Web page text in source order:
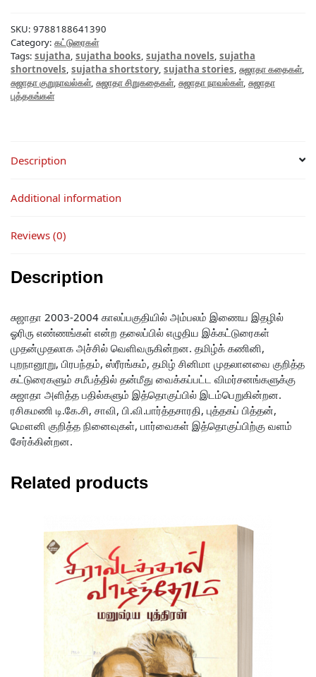
SKU: 9788188641390
Category: கட்டுரைகள்
Tags: sujatha, sujatha books, sujatha novels, sujatha
shortnovels, sujatha shortstory, sujatha stories, சுஜாதா கதைகள்,
சுஜாதா குறுநாவல்கள், சுஜாதா சிறுகதைகள், சுஜாதா நாவல்கள், சுஜாதா
புத்தகங்கள்
Description
Additional information
Reviews (0)
Description
சுஜாதா 2003-2004 காலப்பகுதியில் அம்பலம் இணைய இதழில்
ஓரிரு எண்ணங்கள் என்ற தலைப்பில் எழுதிய இக்கட்டுரைகள்
முதன்முதலாக அச்சில் வெளிவருகின்றன. தமிழ்க் கணினி,
புறநானூறு, பிரபந்தம், ஸ்ரீரங்கம், தமிழ் சினிமா முதலானவை குறித்த
கட்டுரைகளும் சமீபத்தில் தன்மீது வைக்கப்பட்ட விமர்சனங்களுக்கு
சுஜாதா அளித்த பதில்களும் இத்தொகுப்பில் இடம்பெறுகின்றன.
ரசிகமணி டி.கே.சி, சாவி, பி.வி.பார்த்தசாரதி, புத்தகப் பித்தன்,
மௌனி குறித்த நினைவுகள், பார்வைகள் இத்தொகுப்பிற்கு வளம்
சேர்க்கின்றன.
Related products